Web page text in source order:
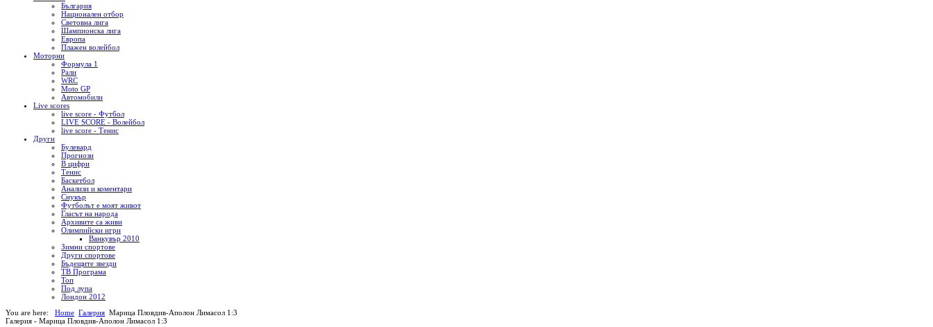
България
Национален отбор
Световна лига
Шампионска лига
Европа
Плажен волейбол
Моторни
Формула 1
Рали
WRC
Moto GP
Автомобили
Live scores
live score - Футбол
LIVE SCORE - Волейбол
live score - Тенис
Други
Булевард
Прогнози
В цифри
Тенис
Баскетбол
Анализи и коментари
Снукър
Футболът е моят живот
Гласът на народа
Архивите са живи
Олимпийски игри
Ванкувър 2010
Зимни спортове
Други спортове
Бъдещите звезди
ТВ Програма
Топ
Под лупа
Лондон 2012
You are here: Home Галерия Марица Пловдив-Аполон Лимасол 1:3
Галерия - Марица Пловдив-Аполон Лимасол 1:3